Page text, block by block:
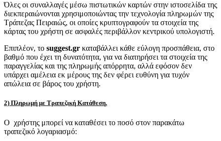
Όλες οι συναλλαγές μέσω πιστωτικών καρτών στην ιστοσελίδα της
διεκπεραιώνονται χρησιμοποιώντας την τεχνολογία πληρωμών της
Τράπεζας Πειραιώς, οι οποίες κρυπτογραφούν τα στοιχεία της
κάρτας του χρήστη σε ασφαλές περιβάλλον κεντρικού υπολογιστή.
Επιπλέον, το suggest.gr καταβάλλει κάθε εύλογη προσπάθεια, στο
βαθμό που έχει τη δυνατότητα, για να διατηρήσει τα στοιχεία της
παραγγελίας και της πληρωμής απόρρητα, αλλά εφόσον δεν
υπάρχει αμέλεια εκ μέρους της δεν φέρει ευθύνη για τυχόν
απώλεια σε βάρος του χρήστη.
2) Πληρωμή με Τραπεζική Κατάθεση.
Ο χρήστης μπορεί να καταθέσει το ποσό στον παρακάτω
τραπεζικό λογαριασμό: